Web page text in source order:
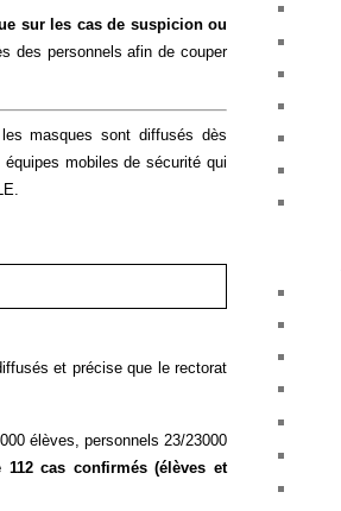
sur les cas de suspicion ou
des personnels afin de couper
masques sont diffusés dès
mobiles de sécurité qui
et précise que le rectorat
élèves, personnels 23/23000
cas confirmés (élèves et